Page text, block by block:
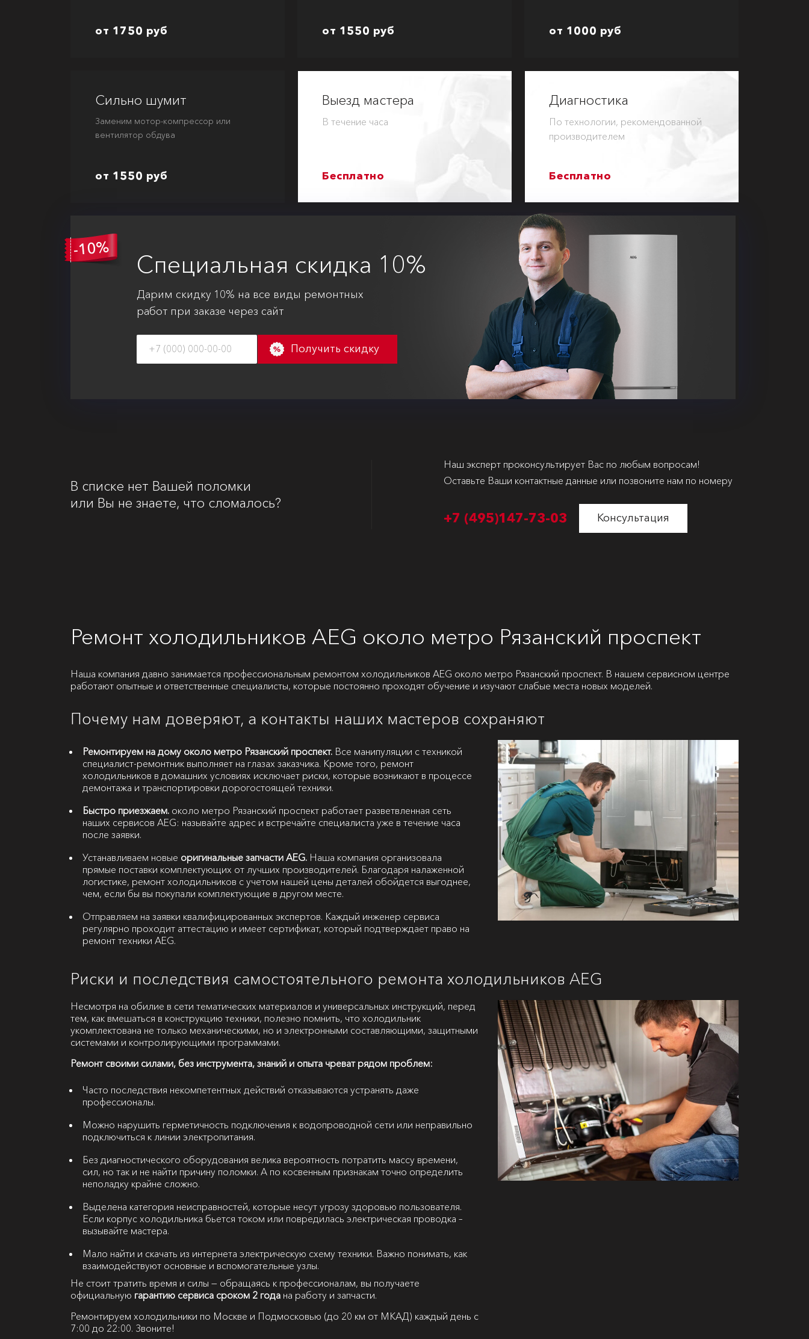
от 1750 руб от 1550 руб от 1000 руб
Сильно шумит
Заменим мотор-компрессор или
вентилятор обдува
от 1550 руб
Выезд мастера
В течение часа
Бесплатно
Диагностика
По технологии, рекомендованной
производителем
Бесплатно
Специальная скидка 10%
Дарим скидку 10% на все виды ремонтных
работ при заказе через сайт
Получить скидку
В списке нет Вашей поломки
или Вы не знаете, что сломалось?
Наш эксперт проконсультирует Вас по любым вопросам!
Оставьте Ваши контактные данные или позвоните нам по номеру
+7 (495)147-73-03 Консультация
Ремонт холодильников AEG около метро Рязанский проспект
Наша компания давно занимается профессиональным ремонтом холодильников AEG около метро Рязанский проспект. В нашем сервисном центре
работают опытные и ответственные специалисты, которые постоянно проходят обучение и изучают слабые места новых моделей.
Почему нам доверяют, а контакты наших мастеров сохраняют
Ремонтируем на дому около метро Рязанский проспект. Все манипуляции с техникой
специалист-ремонтник выполняет на глазах заказчика. Кроме того, ремонт
холодильников в домашних условиях исключает риски, которые возникают в процессе
демонтажа и транспортировки дорогостоящей техники.
Быстро приезжаем. около метро Рязанский проспект работает разветвленная сеть
наших сервисов AEG: называйте адрес и встречайте специалиста уже в течение часа
после заявки.
Устанавливаем новые оригинальные запчасти AEG. Наша компания организовала
прямые поставки комплектующих от лучших производителей. Благодаря налаженной
логистике, ремонт холодильников с учетом нашей цены деталей обойдется выгоднее,
чем, если бы вы покупали комплектующие в другом месте.
Отправляем на заявки квалифицированных экспертов. Каждый инженер сервиса
регулярно проходит аттестацию и имеет сертификат, который подтверждает право на
ремонт техники AEG.
Риски и последствия самостоятельного ремонта холодильников AEG
Несмотря на обилие в сети тематических материалов и универсальных инструкций, перед
тем, как вмешаться в конструкцию техники, полезно помнить, что холодильник
укомплектована не только механическими, но и электронными составляющими, защитными
системами и контролирующими программами.
Ремонт своими силами, без инструмента, знаний и опыта чреват рядом проблем:
Часто последствия некомпетентных действий отказываются устранять даже
профессионалы.
Можно нарушить герметичность подключения к водопроводной сети или неправильно
подключиться к линии электропитания.
Без диагностического оборудования велика вероятность потратить массу времени,
сил, но так и не найти причину поломки. А по косвенным признакам точно определить
неполадку крайне сложно.
Выделена категория неисправностей, которые несут угрозу здоровью пользователя.
Если корпус холодильника бьется током или повредилась электрическая проводка –
вызывайте мастера.
Мало найти и скачать из интернета электрическую схему техники. Важно понимать, как
взаимодействуют основные и вспомогательные узлы.
Не стоит тратить время и силы — обращаясь к профессионалам, вы получаете
официальную гарантию сервиса сроком 2 года на работу и запчасти.
Ремонтируем холодильники по Москве и Подмосковью (до 20 км от МКАД) каждый день с
7:00 до 22:00. Звоните!